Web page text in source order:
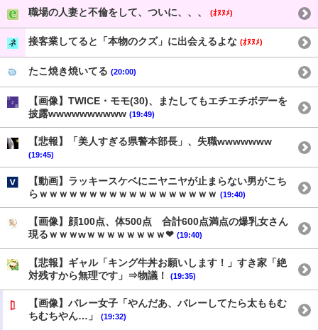
職場の人妻と不倫をして、ついに、、、 (ｵﾇﾇﾒ)
接客業してると「本物のクズ」に出会えるよな (ｵﾇﾇﾒ)
たこ焼き焼いてる (20:00)
【画像】TWICE・モモ(30)、またしてもエチエチボデーを
披露wwwwwwwwww (19:49)
【悲報】「美人すぎる県警本部長」、失職wwwwwww
(19:45)
【動画】ラッキースケベにニヤニヤが止まらない男がこち
らｗｗｗｗｗｗｗｗｗｗｗｗｗｗｗｗｗｗ (19:40)
【画像】顔100点、体500点 合計600点満点の爆乳女さん
現るｗｗｗwｗｗｗｗｗｗｗｗ❤ (19:40)
【悲報】ギャル「キング牛丼お願いします！」すき家「絶
対残すから無理です」⇒物議！
(19:35)
【画像】バレー女子「やんだあ、バレーしてたら太ももむ
ちむちやん…」
(19:32)